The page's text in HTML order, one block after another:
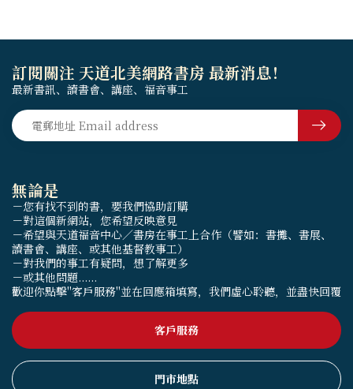
無論是
－您有找不到的書，要我們協助訂購
－對這個新網站，您希望反映意見
－希望與天道福音中心／書房在事工上合作（譬如：書攤、書展、
讀書會、講座、或其他基督教事工）
－對我們的事工有疑問，想了解更多
－或其他問題......
歡迎你點擊"客戶服務"並在回應箱填寫，我們虛心聆聽，並盡快回覆
客戶服務
門市地點
訂閱關注 天道北美網路書房 最新消息！
最新書訊、讀書會、講座、福音事工